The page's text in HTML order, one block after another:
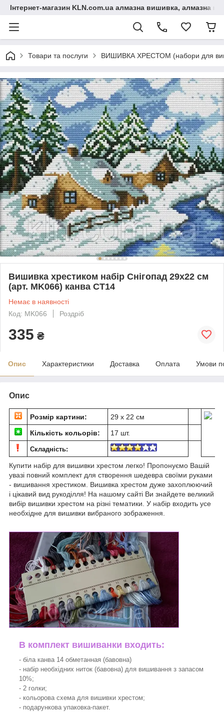
Інтернет-магазин KLN.com.ua алмазна вишивка, алмазна
Товари та послуги ВИШИВКА ХРЕСТОМ (набори для
Вишивка хрестиком набір Снігопад 29х22 см
(арт. MK066) канва СТ14
Немає в наявності
Код: MK066
Роздріб
335 ₴
Опис Характеристики Доставка Оплата Умови
Опис
Розмір картини:
29 х 22 см
Кількість кольорів:
17 шт.
Складність:
Купити набір для вишивки хрестом легко! Пропонуємо Вашій
увазі повний комплект для створення шедевра своїми руками
- вишивання хрестиком. Вишивка хрестом дуже захоплюючий
і цікавий вид рукоділля! На нашому сайті Ви знайдете великий
вибір вишивки хрестом на різні тематики. У набір входить усе
необхідне для вишивки вибраного зображення.
В комплект вишиванки входить:
- біла канва 14 обметанная (бавовна)
- набір необхідних ниток (бавовна) для вишивання з запасом
10%;
- 2 голки;
- кольорова схема для вишивки хрестом;
- подарункова упаковка-пакет.